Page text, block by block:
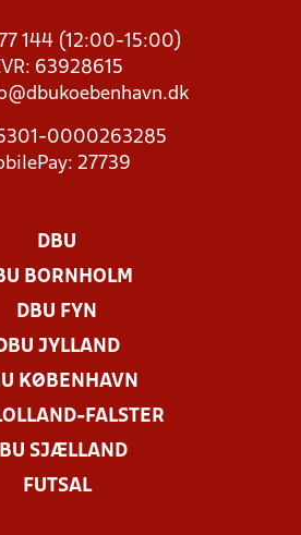
144 (12:00-15:00)
63928615
0000263285
27739
DBU
BORNHOLM
DBU FYN
DBU JYLLAND
KØBENHAVN
FALSTER
SJÆLLAND
FUTSAL